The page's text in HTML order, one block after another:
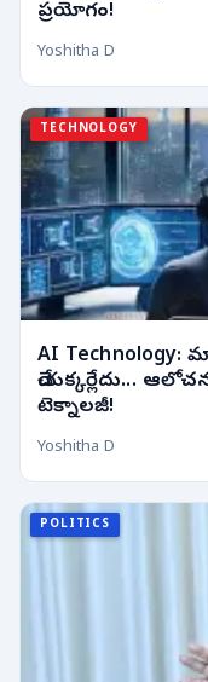
ప్రయోగం!
Yoshitha D
TECHNOLOGY
AI Technology:
చేయక్కర్లేదు...
టెక్నాలజీ!
Yoshitha D
POLITICS